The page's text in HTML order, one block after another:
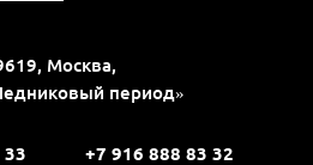
Москва,
период»
33 +7 916 888 83 32